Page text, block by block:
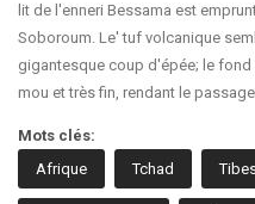
lit de l'enneri Bessama est
Soboroum. Le' tuf volcanique
gigantesque coup d'épée; le
mou et très fin, rendant le
Mots clés:
Afrique
Tchad